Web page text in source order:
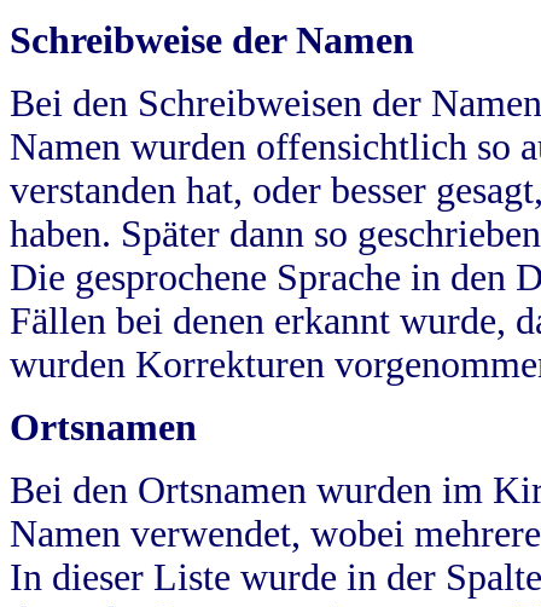
Schreibweise der Namen
Bei den Schreibweisen der
Namen wurden offensichtlich so
verstanden hat, oder besser
haben. Später dann so
Die gesprochene Sprache in
Fällen bei denen erkannt wurde,
wurden Korrekturen
Ortsnamen
Bei den Ortsnamen wurden im
Namen verwendet, wobei
In dieser Liste wurde in der